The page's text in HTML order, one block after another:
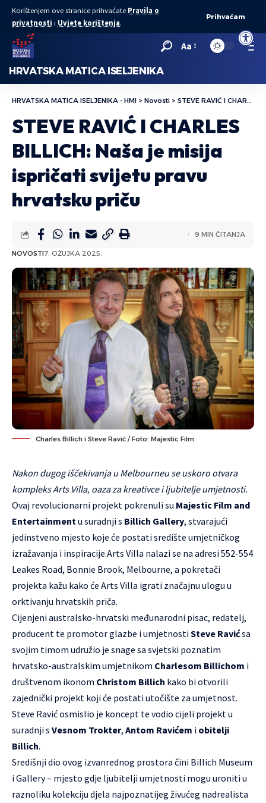
Open
Korištenjem ove stranice prihvaćate Pravila o
privatnosti i Uvjete korištenja.
Prihvaćam
Aa
HRVATSKA MATICA ISELJENIKA
HRVATSKA MATICA ISELJENIKA - HMI > Novosti > STEVE RAVIĆ I CHARLES BILLICH: Naša je misija ispričati svijetu pravu hrvatsku priču
STEVE RAVIĆ I CHARLES
BILLICH: Naša je misija
ispričati svijetu pravu
hrvatsku priču
NOVOSTI7. OŽUJKA 2025.
9 MIN ČITANJA
Charles Billich i Steve Ravić / Foto: Majestic Film
Nakon dugog iščekivanja u Melbourneu se uskoro otvara
kompleks Arts Villa, oaza za kreativce i ljubitelje umjetnosti.
Ovaj revolucionarni projekt pokrenuli su Majestic Film and
Entertainment u suradnji s Billich Gallery, stvarajući
jedinstveno mjesto koje će postati središte umjetničkog
izražavanja i inspiracije.Arts Villa nalazi se na adresi 552-554
Leakes Road, Bonnie Brook, Melbourne, a pokretači
projekta kažu kako će Arts Villa igrati značajnu ulogu u
orktivanju hrvatskih priča.
Cijenjeni australsko-hrvatski međunarodni pisac, redatelj,
producent te promotor glazbe i umjetnostiSteve Ravićsa
svojim timom udružio je snage sa svjetski poznatim
hrvatsko-australskim umjetnikom Charlesom Billichom i
društvenom ikonom Christom Billich kako bi otvorili
zajednički projekt koji će postati utočište za umjetnost.
Steve Ravić osmislio je koncept te vodio cijeli projekt u
suradnji s Vesnom Trokter, Antom Ravićem i obitelji
Billich.
Središnji dio ovog izvanrednog prostora čini Billich Museum
i Gallery – mjesto gdje ljubitelji umjetnosti mogu uroniti u
raznoliku kolekciju djela najpoznatijeg živućeg nadrealista